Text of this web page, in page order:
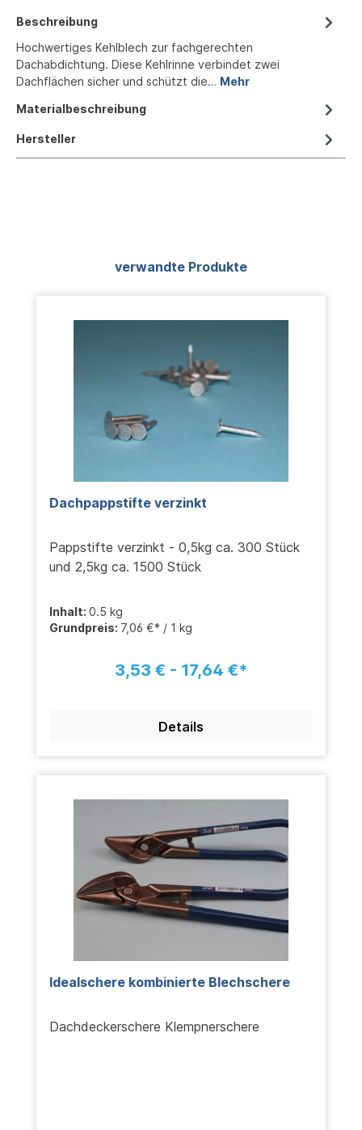
Beschreibung
Hochwertiges Kehlblech zur fachgerechten
Dachabdichtung. Diese Kehlrinne verbindet zwei
Dachflächen sicher und schützt die… Mehr
Materialbeschreibung
Hersteller
Produktgalerie überspringen
verwandte Produkte
Dachpappstifte verzinkt
Pappstifte verzinkt - 0,5kg ca. 300 Stück
und 2,5kg ca. 1500 Stück
Inhalt: 0.5 kg
Grundpreis: 7,06 €* / 1 kg
3,53 € - 17,64 €*
Details
Idealschere kombinierte Blechschere
Dachdeckerschere Klempnerschere